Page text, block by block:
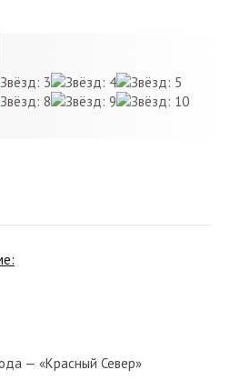
— «Красный Север»